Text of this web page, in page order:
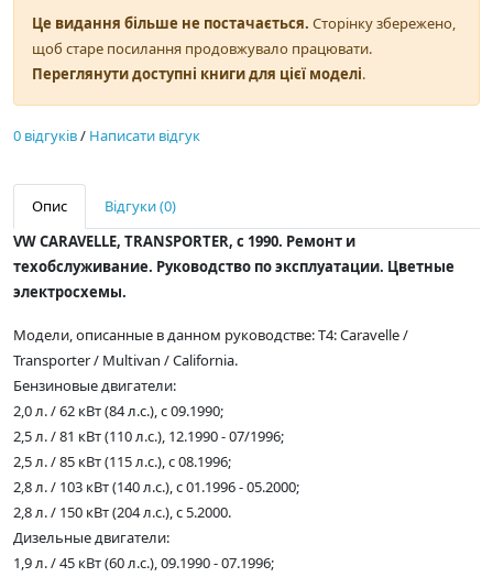
Це видання більше не постачається. Сторінку збережено,
щоб старе посилання продовжувало працювати.
Переглянути доступні книги для цієї моделі.
0 відгуків/ Написати відгук
Опис
Відгуки (0)
VW CARAVELLE, TRANSPORTER, с 1990. Ремонт и
техобслуживание. Руководство по эксплуатации. Цветные
электросхемы.
Модели, описанные в данном руководстве: T4: Caravelle /
Transporter / Multivan / California.
Бензиновые двигатели:
2,0 л. / 62 кВт (84 л.с.), с 09.1990;
2,5 л. / 81 кВт (110 л.с.), 12.1990 - 07/1996;
2,5 л. / 85 кВт (115 л.с.), с 08.1996;
2,8 л. / 103 кВт (140 л.с.), с 01.1996 - 05.2000;
2,8 л. / 150 кВт (204 л.с.), с 5.2000.
Дизельные двигатели:
1,9 л. / 45 кВт (60 л.с.), 09.1990 - 07.1996;